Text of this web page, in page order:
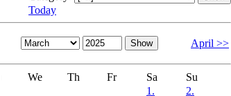
Today
April >>
We Th Fr Sa
Su
1.
2.